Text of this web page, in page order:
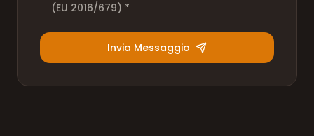
(EU 2016/679) *
Invia Messaggio